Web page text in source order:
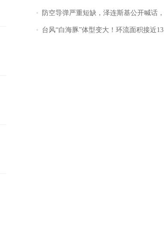
防空导弹严重短缺，泽连斯基公开喊话，乌克兰失去导弹拦截能力？
台风“白海豚”体型变大！环流面积接近13个浙江那么大